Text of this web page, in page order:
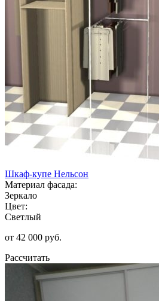
Шкаф-купе Нельсон
Материал фасада:
Зеркало
Цвет:
Светлый
от 42 000 руб.
Рассчитать